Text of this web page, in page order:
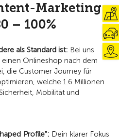
Marketing
– 100%
als Standard ist: Bei uns
Onlineshop nach dem
die Customer Journey für
welche 1.6 Millionen
Mobilität und
Profile": Dein klarer Fokus